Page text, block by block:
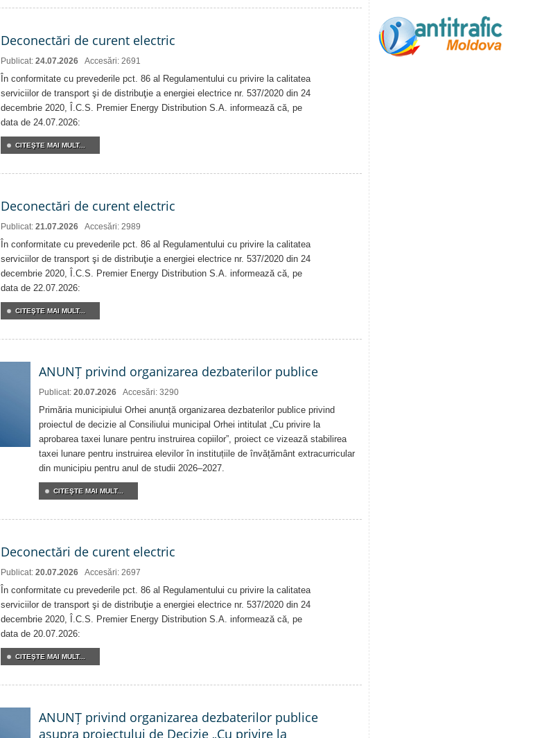
Deconectări de curent electric
Publicat: 24.07.2026 Accesări: 2691
În conformitate cu prevederile pct. 86 al Regulamentului cu privire la calitatea
serviciilor de transport şi de distribuţie a energiei electrice nr. 537/2020 din 24
decembrie 2020, Î.C.S. Premier Energy Distribution S.A. informează că, pe
data de 24.07.2026:
CITEŞTE MAI MULT...
Deconectări de curent electric
Publicat: 21.07.2026 Accesări: 2989
În conformitate cu prevederile pct. 86 al Regulamentului cu privire la calitatea
serviciilor de transport şi de distribuţie a energiei electrice nr. 537/2020 din 24
decembrie 2020, Î.C.S. Premier Energy Distribution S.A. informează că, pe
data de 22.07.2026:
CITEŞTE MAI MULT...
ANUNȚ privind organizarea dezbaterilor publice
Publicat: 20.07.2026 Accesări: 3290
Primăria municipiului Orhei anunță organizarea dezbaterilor publice privind
proiectul de decizie al Consiliului municipal Orhei intitulat „Cu privire la
aprobarea taxei lunare pentru instruirea copiilor”, proiect ce vizează stabilirea
taxei lunare pentru instruirea elevilor în instituțiile de învățământ extracurricular
din municipiu pentru anul de studii 2026–2027.
CITEŞTE MAI MULT...
Deconectări de curent electric
Publicat: 20.07.2026 Accesări: 2697
În conformitate cu prevederile pct. 86 al Regulamentului cu privire la calitatea
serviciilor de transport şi de distribuţie a energiei electrice nr. 537/2020 din 24
decembrie 2020, Î.C.S. Premier Energy Distribution S.A. informează că, pe
data de 20.07.2026:
CITEŞTE MAI MULT...
ANUNȚ privind organizarea dezbaterilor publice
asupra proiectului de Decizie „Cu privire la